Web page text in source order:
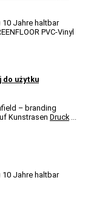
Jahre haltbar
PVC-Vinyl
do użytku
– branding
Kunstrasen Druck...
Jahre haltbar